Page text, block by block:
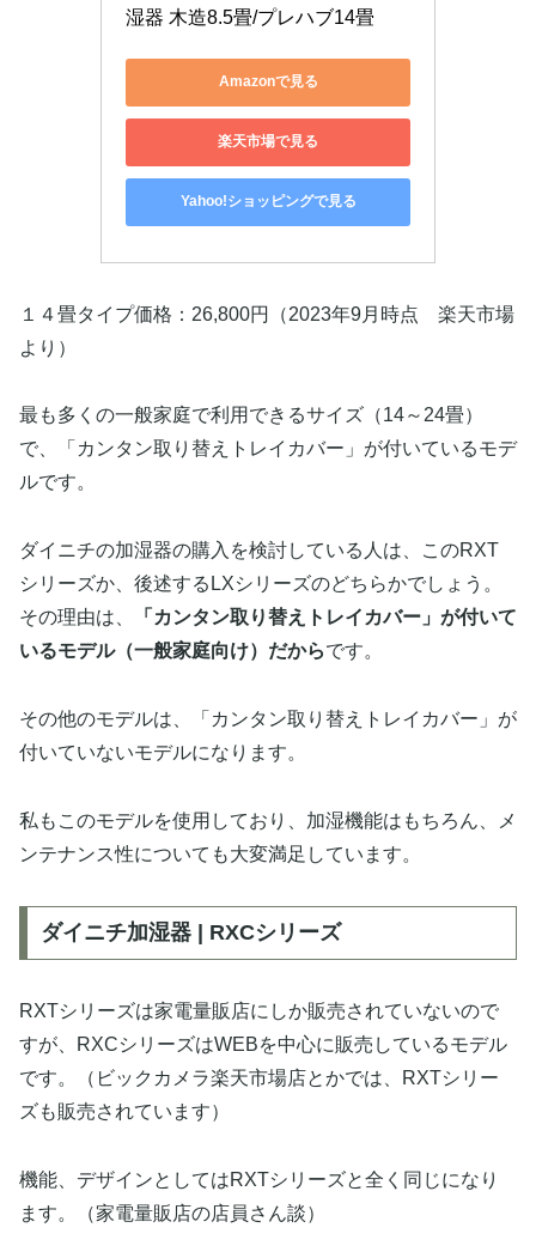
湿器 木造8.5畳/プレハブ14畳
Amazonで見る
楽天市場で見る
Yahoo!ショッピングで見る
１４畳タイプ価格：26,800円（2023年9月時点 楽天市場
より）
最も多くの一般家庭で利用できるサイズ（14～24畳）
で、「カンタン取り替えトレイカバー」が付いているモデ
ルです。
ダイニチの加湿器の購入を検討している人は、このRXT
シリーズか、後述するLXシリーズのどちらかでしょう。
その理由は、
「カンタン取り替えトレイカバー」が付いて
いるモデル（一般家庭向け）だからです。
その他のモデルは、「カンタン取り替えトレイカバー」が
付いていないモデルになります。
私もこのモデルを使用しており、加湿機能はもちろん、メ
ンテナンス性についても大変満足しています。
ダイニチ加湿器 | RXCシリーズ
RXTシリーズは家電量販店にしか販売されていないので
すが、RXCシリーズはWEBを中心に販売しているモデル
です。（ビックカメラ楽天市場店とかでは、RXTシリー
ズも販売されています）
機能、デザインとしてはRXTシリーズと全く同じになり
ます。（家電量販店の店員さん談）